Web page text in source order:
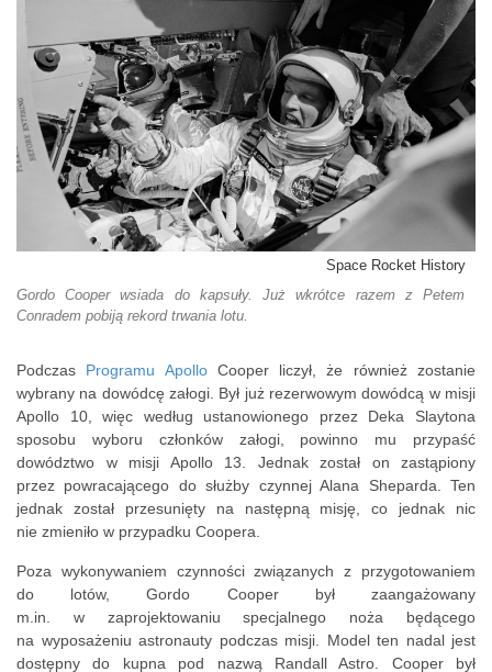
Space Rocket History
Gordo Cooper wsiada do kapsuły. Już wkrótce razem z Petem
Conradem pobiją rekord trwania lotu.
Podczas Programu ApolloCooper liczył, że również zostanie
wybrany na dowódcę załogi. Był już rezerwowym dowódcą w misji
Apollo 10, więc według ustanowionego przez Deka Slaytona
sposobu wyboru członków załogi, powinno mu przypaść
dowództwo w misji Apollo 13. Jednak został on zastąpiony
przez powracającego do służby czynnej Alana Sheparda. Ten
jednak został przesunięty na następną misję, co jednak nic
nie zmieniło w przypadku Coopera.
Poza wykonywaniem czynności związanych z przygotowaniem
do lotów, Gordo Cooper był zaangażowany
m.in. w zaprojektowaniu specjalnego noża będącego
na wyposażeniu astronauty podczas misji. Model ten nadal jest
dostępny do kupna pod nazwą Randall Astro. Cooper był